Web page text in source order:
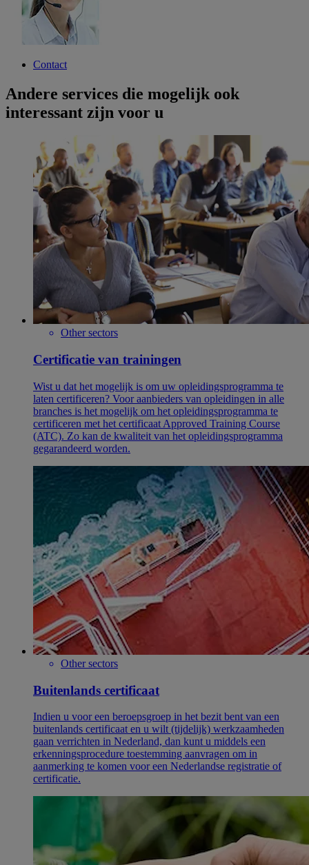
Contact
Andere services die mogelijk ook
interessant zijn voor u
Other sectors
Certificatie van trainingen
Wist u dat het mogelijk is om uw opleidingsprogramma te
laten certificeren? Voor aanbieders van opleidingen in alle
branches is het mogelijk om het opleidingsprogramma te
certificeren met het certificaat Approved Training Course
(ATC). Zo kan de kwaliteit van het opleidingsprogramma
gegarandeerd worden.
Other sectors
Buitenlands certificaat
Indien u voor een beroepsgroep in het bezit bent van een
buitenlands certificaat en u wilt (tijdelijk) werkzaamheden
gaan verrichten in Nederland, dan kunt u middels een
erkenningsprocedure toestemming aanvragen om in
aanmerking te komen voor een Nederlandse registratie of
certificatie.